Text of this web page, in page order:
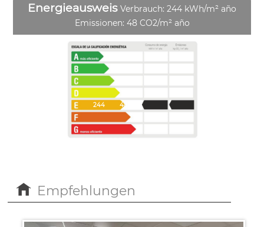
Energieausweis Verbrauch: 244 kWh/m² año
Emissionen: 48 CO2/m² año
244 48
Empfehlungen